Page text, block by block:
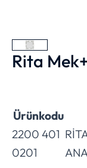
Rita
Ürünkodu
2200 401
0201